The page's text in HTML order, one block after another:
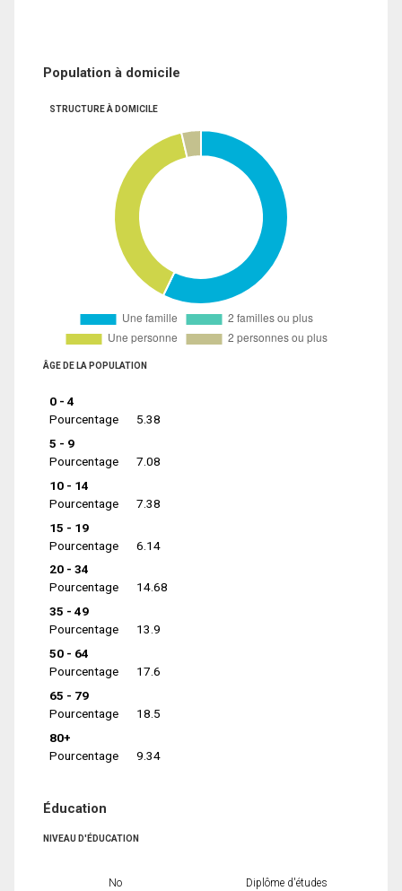
Population à domicile
STRUCTURE À DOMICILE
ÂGE DE LA POPULATION
0 - 4
Pourcentage
5.38
5 - 9
Pourcentage
7.08
10 - 14
Pourcentage
7.38
15 - 19
Pourcentage
6.14
20 - 34
Pourcentage
14.68
35 - 49
Pourcentage
13.9
50 - 64
Pourcentage
17.6
65 - 79
Pourcentage
18.5
80+
Pourcentage
9.34
Éducation
NIVEAU D'ÉDUCATION
No
Diplôme d'études